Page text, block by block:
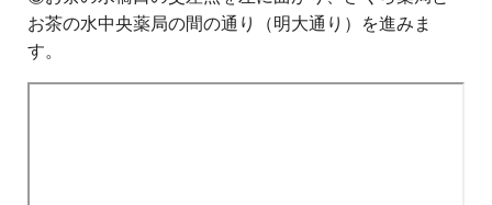
お茶の水中央薬局の間の通り（明大通り）を進みま
す。